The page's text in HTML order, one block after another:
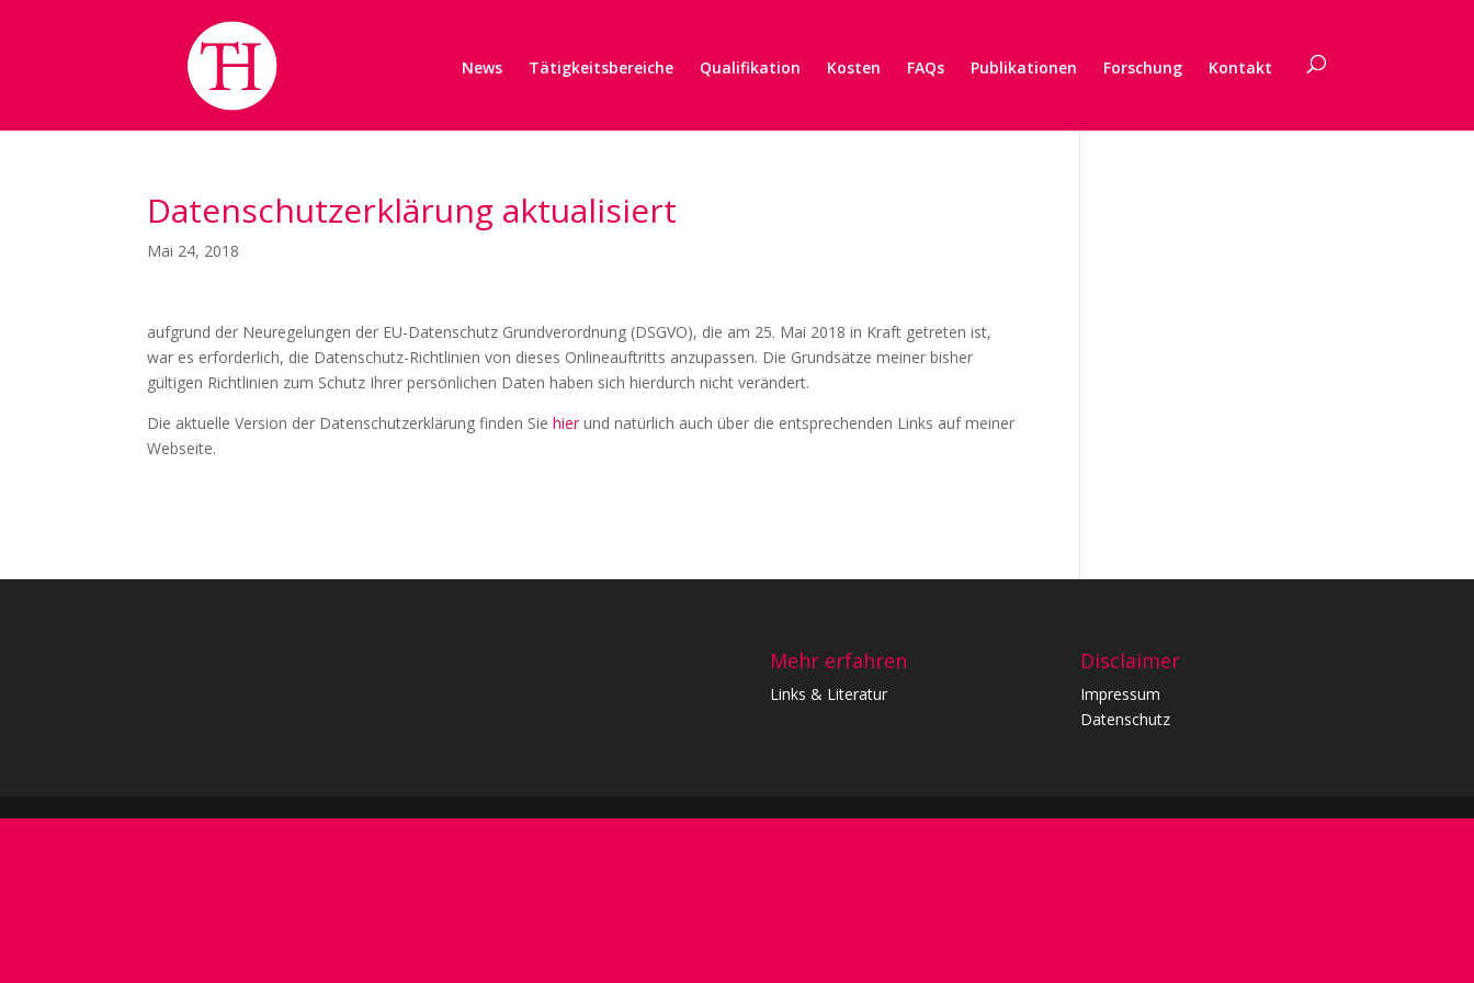
News Tätigkeitsbereiche Qualifikation Kosten FAQs Publikationen Forschung Kontakt
Datenschutzerklärung aktualisiert
Mai 24, 2018
aufgrund der Neuregelungen der EU-Datenschutz Grundverordnung (DSGVO), die am 25. Mai 2018 in Kraft getreten ist,
war es erforderlich, die Datenschutz-Richtlinien von dieses Onlineauftritts anzupassen. Die Grundsätze meiner bisher
gültigen Richtlinien zum Schutz Ihrer persönlichen Daten haben sich hierdurch nicht verändert.
Die aktuelle Version der Datenschutzerklärung finden Siehierund natürlich auch über die entsprechenden Links auf meiner
Webseite.
Mehr erfahren
Links & Literatur
Disclaimer
Impressum
Datenschutz